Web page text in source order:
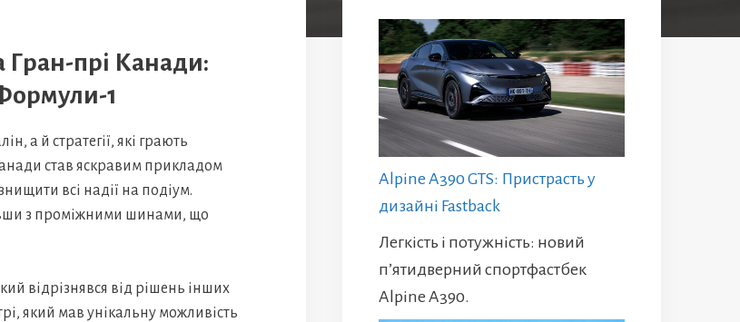
Гран-прі Канади:
1
а й стратегії, які грають
став яскравим прикладом
всі надії на подіум.
з проміжними шинами, що
відрізнявся від рішень інших
який мав унікальну можливість
Alpine A390 GTS: Пристрасть у
дизайні Fastback
Легкість і потужність: новий
п’ятидверний спортфастбек
Alpine A390.